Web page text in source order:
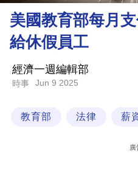
理
財
商
業
科
美國教育部每月
給休假員工
經濟一週編輯部
時事 Jun 9 2025
教育部 法律 薪
廣